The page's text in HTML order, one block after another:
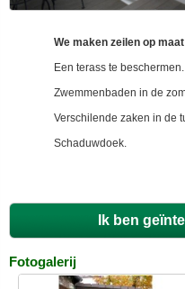
We maken zeilen op
Een terass te beschermen.
Zwemmenbaden in de
Verschilende zaken in de
Schaduwdoek.
Ik ben
Fotogalerij